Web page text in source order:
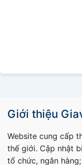
Giới thiệu
Website cung cấp
thế giới. Cập nhật
tổ chức, ngân